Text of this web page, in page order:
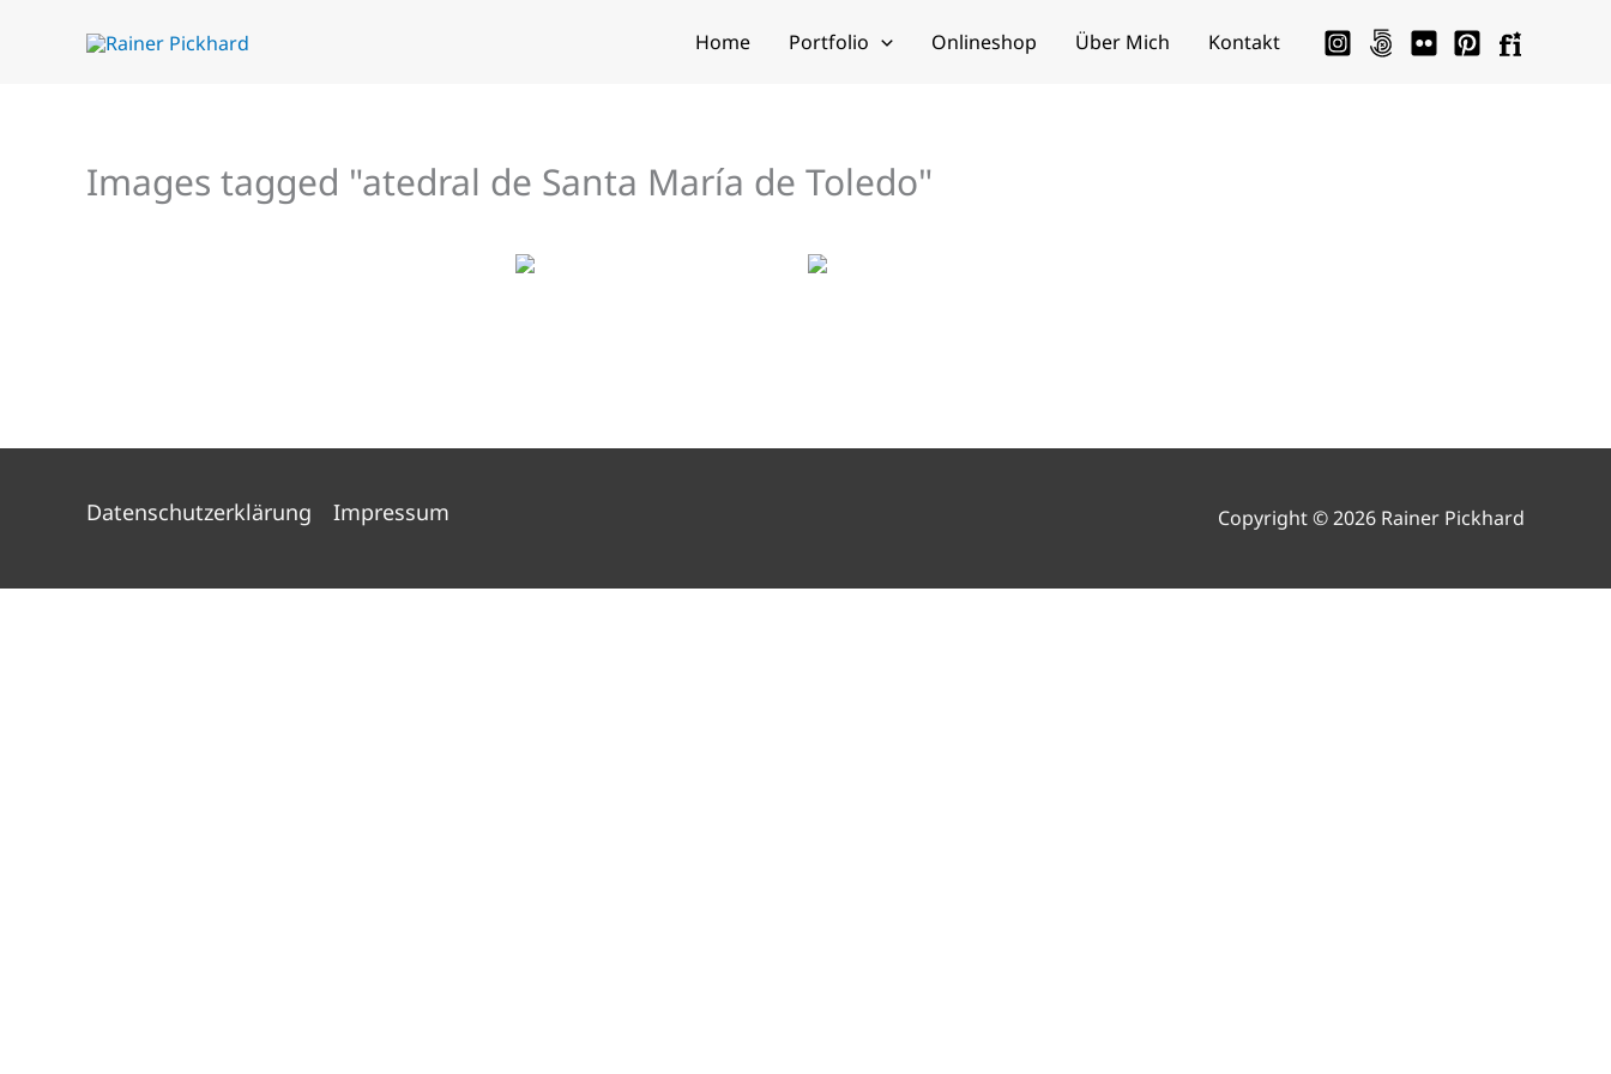
Home Portfolio Onlineshop Über Mich Kontakt
Images tagged "atedral de Santa María de Toledo"
Datenschutzerklärung Impressum Copyright © 2026 Rainer Pickhard